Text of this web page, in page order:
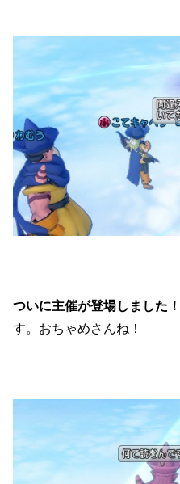
ついに主催が登場しました！
す。おちゃめさんね！